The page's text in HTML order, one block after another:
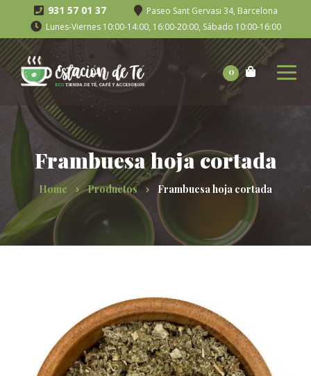
931 57 01 37
Paseo Sant Gervasi 34, Barcelona
Lunes-Viernes 10:00-14:00, 16:00-20:00, Sábado 10:00-16:00
0
Frambuesa hoja cortada
Home Productos Frambuesa hoja cortada